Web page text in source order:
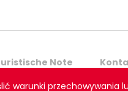
warunki
Note